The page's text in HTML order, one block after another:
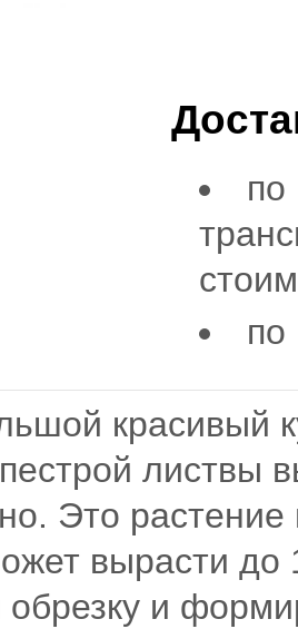
по
по
красивый
листвы
Это
вырасти до
обрезку и